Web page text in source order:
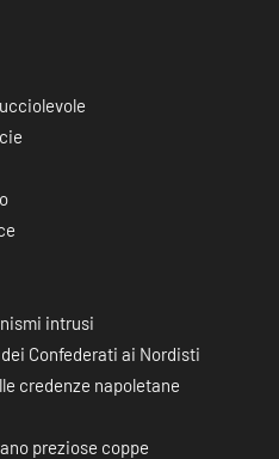
intrusi
Confederati ai Nordisti
credenze napoletane
preziose coppe